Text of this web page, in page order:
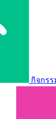
กิจกร